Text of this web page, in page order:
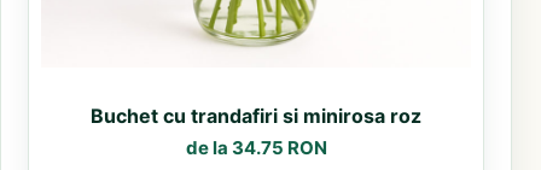
Buchet cu trandafiri si minirosa roz
de la 34.75 RON